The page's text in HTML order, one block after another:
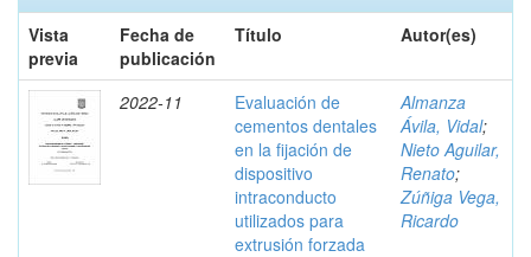
Vista
previa
Fecha de
publicación
Título Autor(es)
2022-11
Evaluación de
cementos dentales
en la fijación de
dispositivo
intraconducto
utilizados para
extrusión forzada
Almanza
Ávila, Vidal;
Nieto Aguilar,
Renato;
Zúñiga Vega,
Ricardo